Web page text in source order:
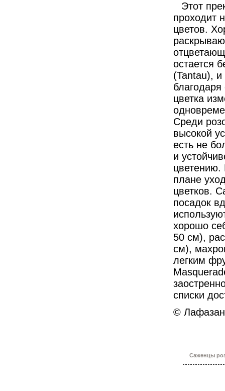
Этот
проходит
цветов.
остается
(Tantau),
цветка
Среди
высокой
есть не
и
цветению.
плане
цветков.
посадок
хорошо
50 см),
см),
легким
списки
©
Саженцы